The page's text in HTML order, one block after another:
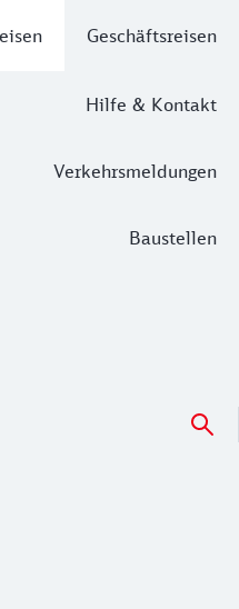
Geschäftsreisen
Hilfe & Kontakt
Verkehrsmeldungen
Baustellen